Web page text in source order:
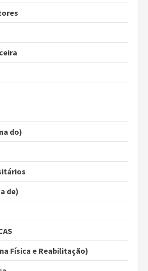
do)
de)
Física e Reabilitação)